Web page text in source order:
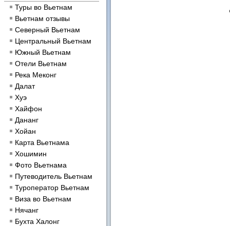
Туры во Вьетнам
Вьетнам отзывы
Северный Вьетнам
Центральный Вьетнам
Южный Вьетнам
Отели Вьетнам
Река Меконг
Далат
Хуэ
Хайфон
Дананг
Хойан
Карта Вьетнама
Хошимин
Фото Вьетнама
Путеводитель Вьетнам
Туроператор Вьетнам
Виза во Вьетнам
Нячанг
Бухта Халонг